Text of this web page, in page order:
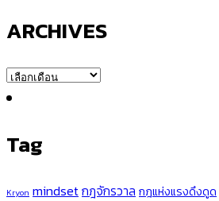
ARCHIVES
ARCHIVES
Tag
Kryon mindsetกฎจักรวาล กฎแห่งแรงดึงดูด